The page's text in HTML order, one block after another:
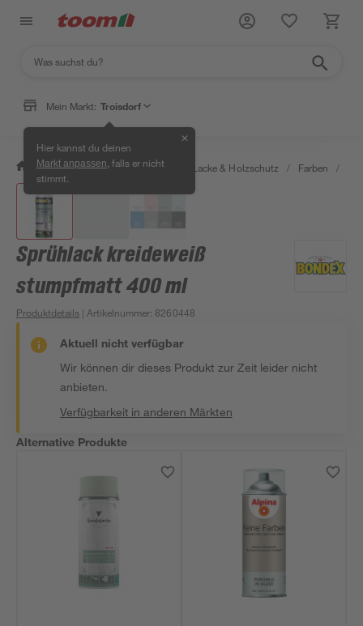
Mein Markt: Troisdorf
Hier kannst du deinen
Markt anpassen , falls er nicht
stimmt.
✕
/ Bauen & Renovieren / Farben, Lacke & Holzschutz / Farben /
Sprühlack kreideweiß
stumpfmatt 400 ml
Produktdetails | Artikelnummer: 8260448
Aktuell nicht verfügbar
Wir können dir dieses Produkt zur Zeit leider nicht
anbieten.
Verfügbarkeit in anderen Märkten
Alternative Produkte